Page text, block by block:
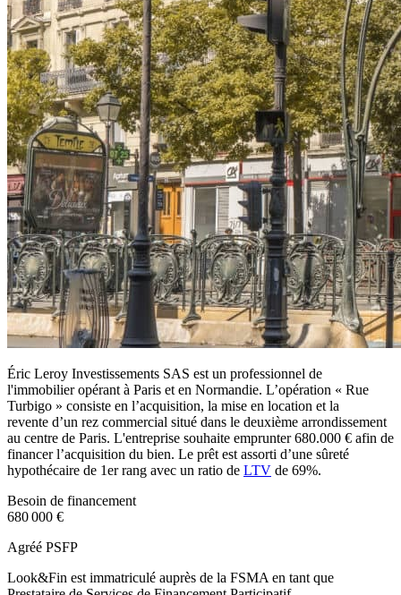
Éric Leroy Investissements SAS est un professionnel de
l'immobilier opérant à Paris et en Normandie. L’opération « Rue
Turbigo » consiste en l’acquisition, la mise en location et la
revente d’un rez commercial situé dans le deuxième arrondissement
au centre de Paris. L'entreprise souhaite emprunter 680.000 € afin de
financer l’acquisition du bien. Le prêt est assorti d’une sûreté
hypothécaire de 1er rang avec un ratio de LTV de 69%.
Besoin de financement
680 000 €
Agréé PSFP
Look&Fin est immatriculé auprès de la FSMA en tant que